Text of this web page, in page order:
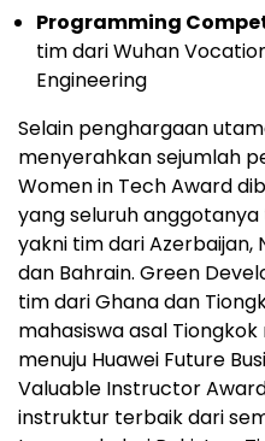
Programming
tim dari Wuhan
Engineering
Selain penghargaan
menyerahkan sejumlah
Women in Tech Award
yang seluruh
yakni tim dari Azerbaijan,
dan Bahrain. Green
tim dari Ghana dan
mahasiswa asal
menuju Huawei Future
Valuable Instructor
instruktur terbaik dari